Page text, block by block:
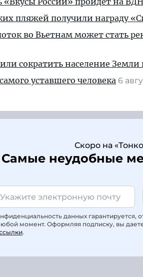
пляжей получили награду
во Вьетнам может стать
сократить население Земли
уставшего человека 6
Скоро на
Самые неудобные
данных гарантируется,
момент. Оформляя подписку, вы
.